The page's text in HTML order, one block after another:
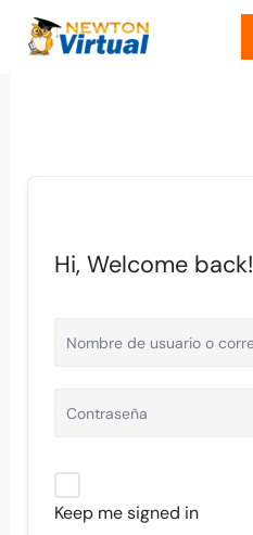
Hi, Welcome back!
Keep me signed in